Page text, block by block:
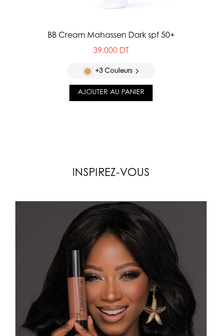
BB Cream Mahassen Dark spf 50+
39.000 DT
+3 Couleurs
AJOUTER AU PANIER
INSPIREZ-VOUS